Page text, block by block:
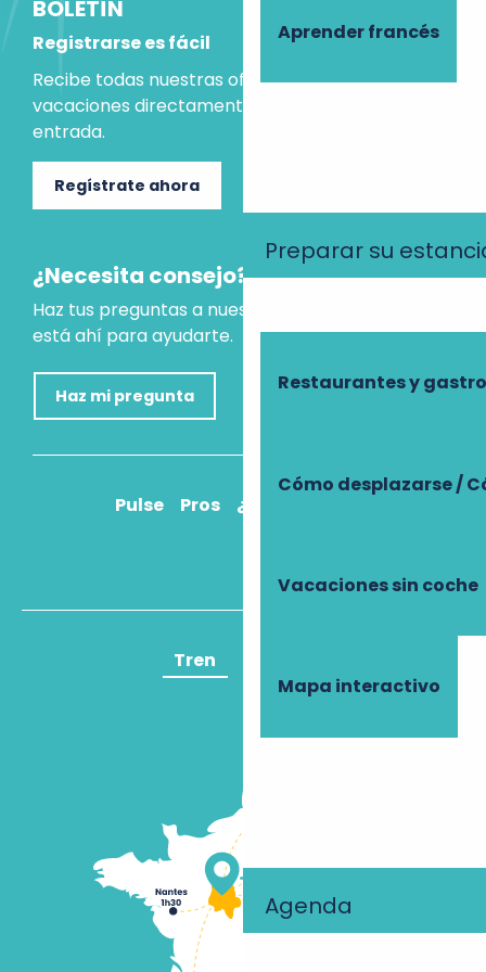
Aprender francés
Preparar su
Restaurantes y
Cómo desplazarse /
Vacaciones sin coche
Mapa interactivo
Agenda
BOLETÍN
Registrarse es fácil
Recibe todas nuestras ofertas e ideas para las
vacaciones directamente en tu bandeja de
entrada.
Regístrate ahora
¿Necesita consejo?
Haz tus preguntas a nuestro asistente virtual, que
está ahí para ayudarte.
Haz mi pregunta
Pulse Pros ¿Cómo llegar?
Tren